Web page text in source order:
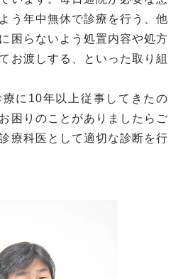
う年中無休で診療を行う、他
困らないよう処置内容や処方
お渡しする、といった取り組
に10年以上従事してきたの
困りのことがありましたらご
療科医として適切な診断を行